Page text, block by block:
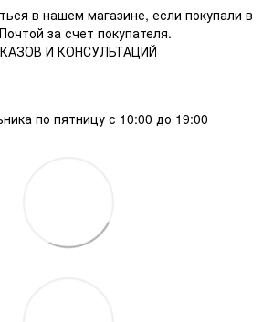
в нашем магазине, если покупали в
за счет покупателя.
И КОНСУЛЬТАЦИЙ
по пятницу с 10:00 до 19:00